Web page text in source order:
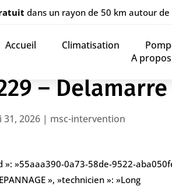
dans un rayon de 50 km autour de
Accueil Climatisation
A propos
– Delamarre
31, 2026 | msc-intervention
»55aaa390-0a73-58de-9522-
», »technicien »: »Long